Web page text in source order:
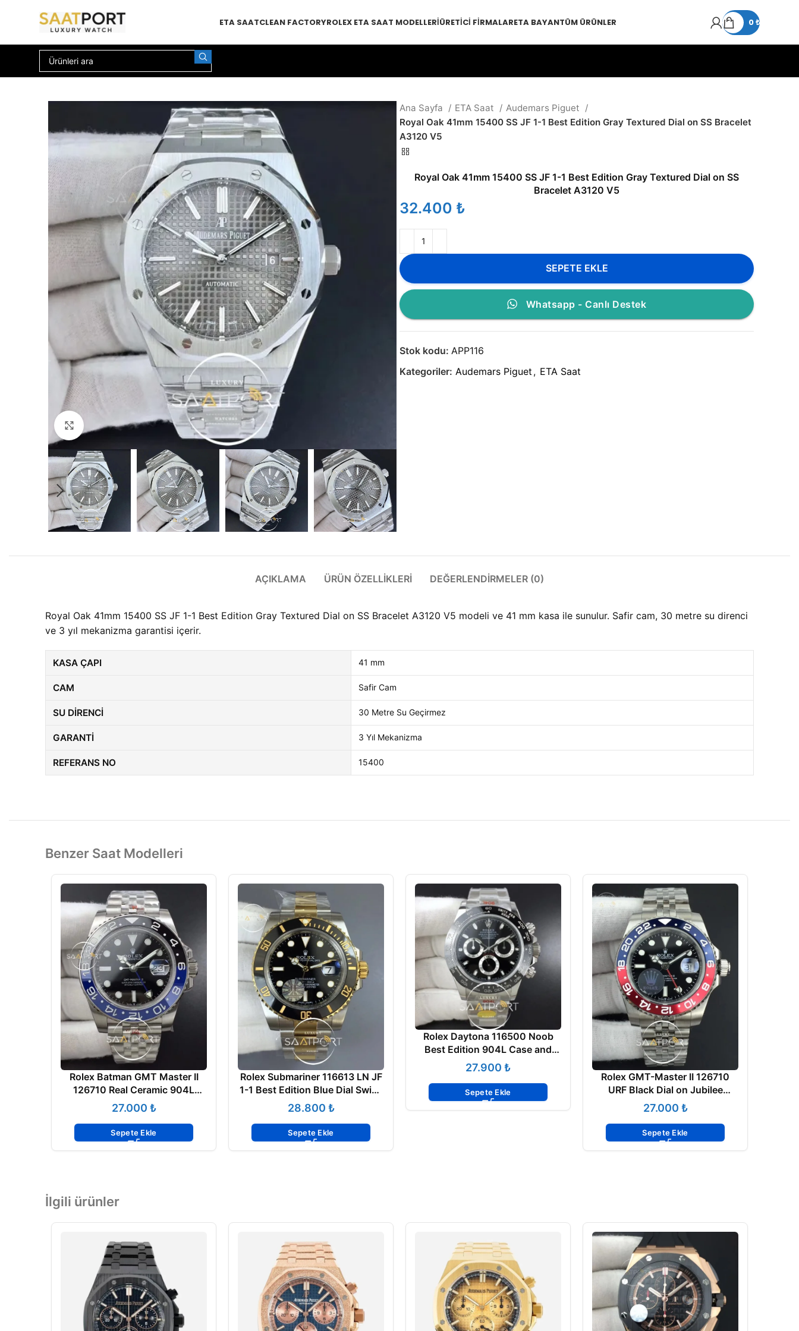
ETA SAATCLEAN FACTORYROLEX ETA SAAT MODELLERIÜRETICI FIRMALARETA BAYANTÜM ÜRÜNLER 0₺
Büyütmek için tıklayın
Ana Sayfa ETA Saat
Audemars Piguet
Royal Oak 41mm 15400 SS JF 1-1 Best Edition Gray Textured Dial on SS Bracelet
A3120 V5
Royal Oak 41mm 15400 SS JF 1-1 Best Edition Gray Textured Dial on SS
Bracelet A3120 V5
₺
SEPETE EKLE
Whatsapp - Canlı Destek
Stok kodu: APP116
Kategoriler: Audemars Piguet , ETA Saat
AÇIKLAMA ÜRÜN ÖZELLIKLERI DEĞERLENDIRMELER (0)
Royal Oak 41mm 15400 SS JF 1-1 Best Edition Gray Textured Dial on SS Bracelet A3120 V5 modeli ve 41 mm kasa ile sunulur. Safir cam, 30 metre su direnci
ve 3 yıl mekanizma garantisi içerir.
KASA ÇAPI 41 mm
CAM Safir Cam
SU DIRENCI 30 Metre Su Geçirmez
GARANTI 3 Yıl Mekanizma
REFERANS NO 15400
Benzer Saat Modelleri
Rolex Batman GMT Master II
126710 Real Ceramic 904L
Noob 3285 Super Clone
₺
Sepete Ekle
Rolex Submariner 116613 LN JF
1-1 Best Edition Blue Dial Swiss
Clon 2836
₺
Sepete Ekle
Rolex Daytona 116500 Noob
Best Edition 904L Case and
Bracelet Black Dial
₺
Sepete Ekle
Rolex GMT-Master II 126710
URF Black Dial on Jubilee
Bracelet A2836
₺
Sepete Ekle
İlgili ürünler